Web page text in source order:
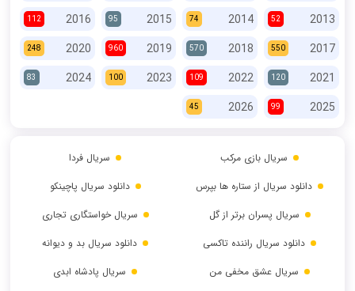
2013
52
2014
74
2015
95
2016
112
2017
550
2018
570
2019
960
2020
248
2021
120
2022
109
2023
100
2024
83
2025
99
2026
45
سریال بازی مرکب
دانلود سریال از ستاره ها بپرس
سریال پسران برتر از گل
دانلود سریال راننده تاکسی
سریال عشق مخفی من
سریال فردا
دانلود سریال پاچینکو
سریال خواستگاری تجاری
دانلود سریال بد و دیوانه
سریال پادشاه ابدی